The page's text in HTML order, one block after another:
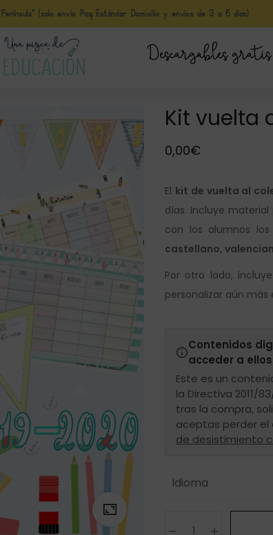
(solo envio Paq Estándar Domicilio y envíos de 3 a 5 días)
Descargables gratis
Kit vuelta
0,00€
El kit de vuelta al
días. Incluye material
con los alumnos
castellano,
Por otro lado,
personalizar aún
Contenidos
acceder a ellos
Este es un
la Directiva 2011/
tras la compra,
aceptas perder el
de desistimiento
Idioma